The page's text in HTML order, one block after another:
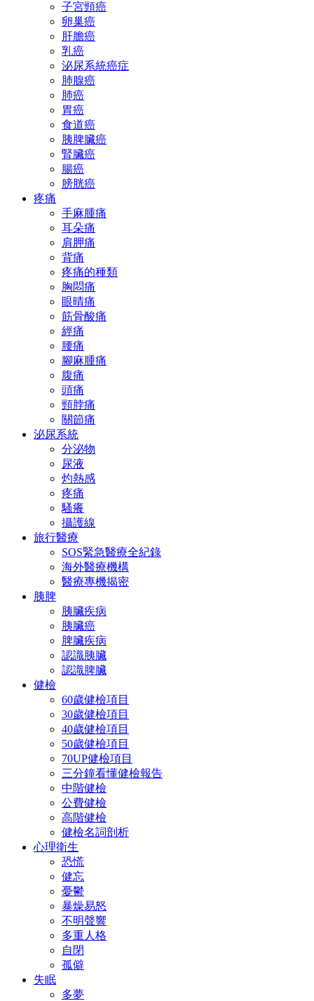
子宮頸癌
卵巢癌
肝膽癌
乳癌
泌尿系統癌症
肺腺癌
肺癌
胃癌
食道癌
胰脾臟癌
腎臟癌
腸癌
膀胱癌
疼痛
手麻腫痛
耳朵痛
肩胛痛
背痛
疼痛的種類
胸悶痛
眼晴痛
筋骨酸痛
經痛
腰痛
腳麻腫痛
腹痛
頭痛
頸脖痛
關節痛
泌尿系統
分泌物
尿液
灼熱感
疼痛
騷癢
攝護線
旅行醫療
SOS緊急醫療全紀錄
海外醫療機構
醫療專機揭密
胰脾
胰臟疾病
胰臟癌
脾臟疾病
認識胰臟
認識脾臟
健檢
60歲健檢項目
30歲健檢項目
40歲健檢項目
50歲健檢項目
70UP健檢項目
三分鐘看懂健檢報告
中階健檢
公費健檢
高階健檢
健檢名詞剖析
心理衛生
恐慌
健忘
憂鬱
暴燥易怒
不明聲響
多重人格
自閉
孤僻
失眠
多夢